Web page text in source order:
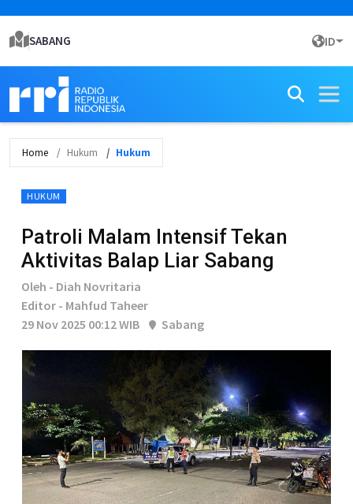
SABANG ID
Home Hukum Hukum
HUKUM
Patroli Malam Intensif Tekan
Aktivitas Balap Liar Sabang
Oleh - Diah Novritaria
Editor - Mahfud Taheer
29 Nov 2025 00:12 WIB
Sabang